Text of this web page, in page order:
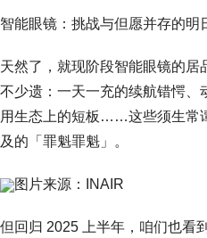
智能眼镜：挑战与但愿并存的明
天然了，就现阶段智能眼镜的
不少遗：一天一充的续航错愕、
用生态上的短板……这些须生常
及的「罪魁罪魁」。
图片来源：INAIR
但回归 2025 上半年，咱们也看